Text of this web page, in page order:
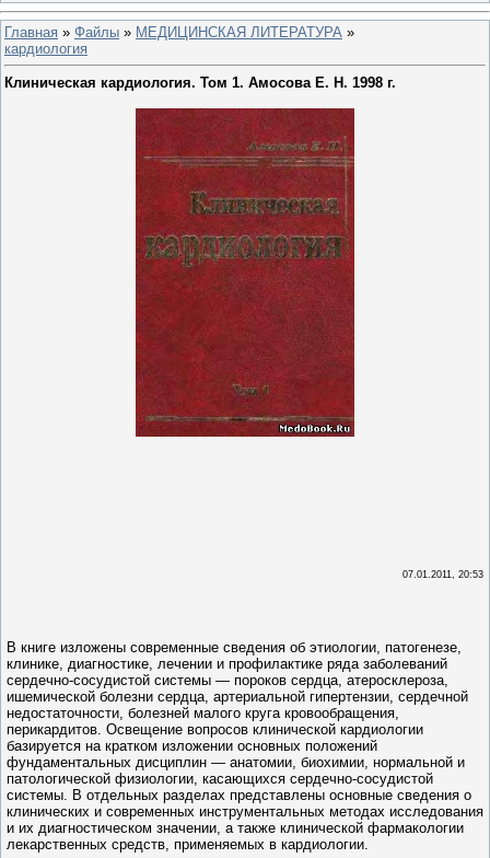
Главная » Файлы » МЕДИЦИНСКАЯ ЛИТЕРАТУРА »
кардиология
Клиническая кардиология. Том 1. Амосова Е. Н. 1998 г.
07.01.2011, 20:53
В книге изложены современные сведения об этиологии, патогенезе,
клинике, диагностике, лечении и профилактике ряда заболеваний
сердечно-сосудистой системы — пороков сердца, атеросклероза,
ишемической болезни сердца, артериальной гипертензии, сердечной
недостаточности, болезней малого круга кровообращения,
перикардитов. Освещение вопросов клинической кардиологии
базируется на кратком изложении основных положений
фундаментальных дисциплин — анатомии, биохимии, нормальной и
патологической физиологии, касающихся сердечно-сосудистой
системы. В отдельных разделах представлены основные сведения о
клинических и современных инструментальных методах исследования
и их диагностическом значении, а также клинической фармакологии
лекарственных средств, применяемых в кардиологии.